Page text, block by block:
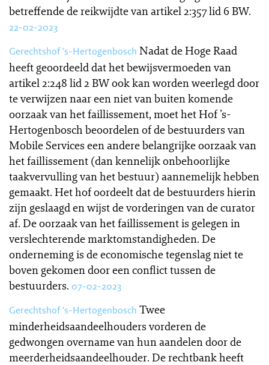
betreffende de reikwijdte van artikel 2:357 lid 6 BW.
22-02-2023
Gerechtshof 's-Hertogenbosch Nadat de Hoge Raad
heeft geoordeeld dat het bewijsvermoeden van
artikel 2:248 lid 2 BW ook kan worden weerlegd door
te verwijzen naar een niet van buiten komende
oorzaak van het faillissement, moet het Hof ’s-
Hertogenbosch beoordelen of de bestuurders van
Mobile Services een andere belangrijke oorzaak van
het faillissement (dan kennelijk onbehoorlijke
taakvervulling van het bestuur) aannemelijk hebben
gemaakt. Het hof oordeelt dat de bestuurders hierin
zijn geslaagd en wijst de vorderingen van de curator
af. De oorzaak van het faillissement is gelegen in
verslechterende marktomstandigheden. De
onderneming is de economische tegenslag niet te
boven gekomen door een conflict tussen de
bestuurders. 07-02-2023
Gerechtshof 's-Hertogenbosch Twee
minderheidsaandeelhouders vorderen de
gedwongen overname van hun aandelen door de
meerderheidsaandeelhouder. De rechtbank heeft